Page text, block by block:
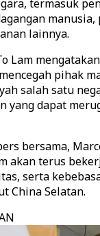
termasuk
lainnya.
Lam
pihak
salah satu
yang dapat
bersama,
akan terus
serta
China Selatan.